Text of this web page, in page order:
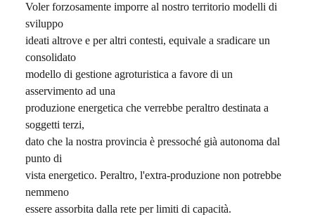
Voler forzosamente imporre al nostro territorio modelli di
sviluppo
ideati altrove e per altri contesti, equivale a sradicare un
consolidato
modello di gestione agroturistica a favore di un
asservimento ad una
produzione energetica che verrebbe peraltro destinata a
soggetti terzi,
dato che la nostra provincia è pressoché già autonoma dal
punto di
vista energetico. Peraltro, l'extra-produzione non potrebbe
nemmeno
essere assorbita dalla rete per limiti di capacità.